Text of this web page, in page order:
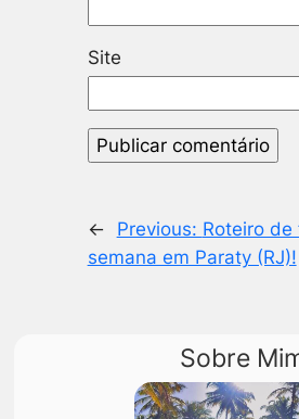
Site
← Previous: Roteiro de
semana em Paraty (RJ)!
Sobre